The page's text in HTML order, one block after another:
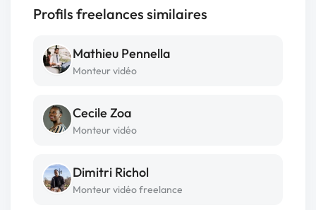
Profils freelances similaires
Mathieu Pennella
Monteur vidéo
Cecile Zoa
Monteur vidéo
Dimitri Richol
Monteur vidéo freelance